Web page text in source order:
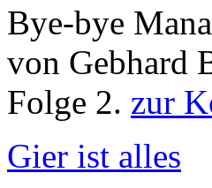
Bye-bye
von Gebhard
Folge 2. zur
Gier ist alles